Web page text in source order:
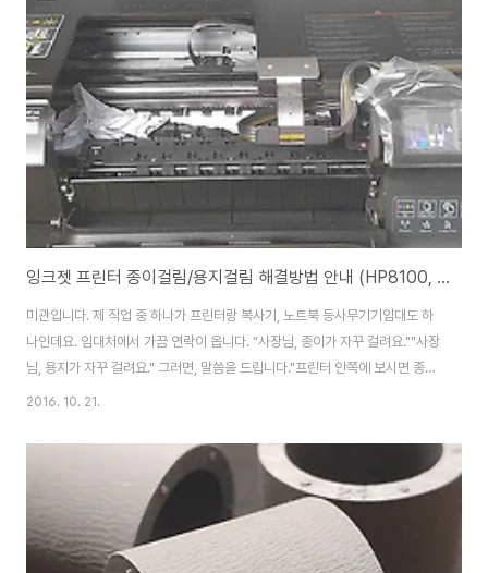
용지를 넣으라고 나온다네. ㅎㅎ;분명 용지는 있는데 .... 소리만 몇번 나고 그
메세지가 다시 뜬다고 얘길 하니,이건 100% 급지롤러 문제구나 하고 생각을
했습니다. (거긴 출력량이 많은 곳입니다. ) 나름 우수고객인지라 부리나케 뛰..
잉크젯 프린터 종이걸림/용지걸림 해결방법 안내 (HP8100, HP8600, HP8610 등)
미관입니다. 제 직업 중 하나가 프린터랑 복사기, 노트북 등사무기기임대도 하
나인데요. 임대처에서 가끔 연락이 옵니다. "사장님, 종이가 자꾸 걸려요.""사장
님, 용지가 자꾸 걸려요." 그러면, 말씀을 드립니다."프린터 안쪽에 보시면 종이
걸린게 있을거에요. 그걸 다 제거해 주세요.구석 구석 샅샅히 살피면 종이 쪼가
대답은 다 똑같습니다. "다 뺏는데도 걸리는데요 ?" "........"할말을 잃었다가 이
내 정신을 차린 미관 !"알겠습니다. 방문 드리겠습니다. 지금 바로는 안되고 이
따 오후에나 시간이 될꺼 같습니다." 하지만,모든 고객분은 빨리 와주길 바라지
만그게 어찌 내 맘대로 되는 일인가 ?나도 일정이 있고 직원들도 일정이 있..
2016. 10. 21.